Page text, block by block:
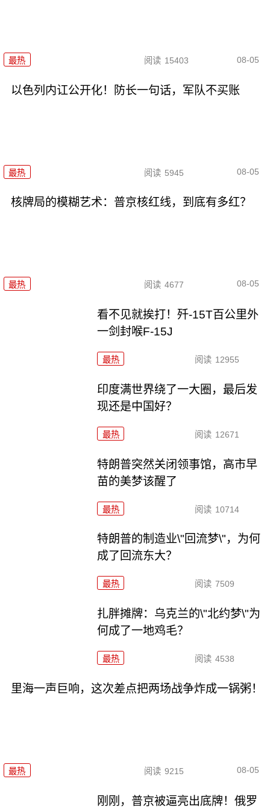
最热 阅读 15403 08-05
以色列内讧公开化！防长一句话，军队不买账
最热 阅读 5945 08-05
核牌局的模糊艺术：普京核红线，到底有多红？
最热 阅读 4677 08-05
看不见就挨打！歼-15T百公里外
一剑封喉F-15J
最热 阅读 12955
印度满世界绕了一大圈，最后发
现还是中国好？
最热 阅读 12671
特朗普突然关闭领事馆，高市早
苗的美梦该醒了
最热 阅读 10714
特朗普的制造业\"回流梦\"，为何
成了回流东大？
最热 阅读 7509
扎胖摊牌：乌克兰的\"北约梦\"为
何成了一地鸡毛？
最热 阅读 4538
里海一声巨响，这次差点把两场战争炸成一锅粥！
最热 阅读 9215 08-05
刚刚，普京被逼亮出底牌！俄罗